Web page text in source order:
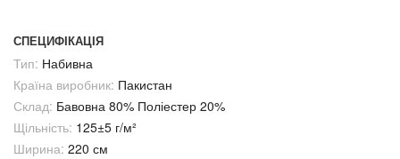
СПЕЦИФІКАЦІЯ
Тип: Набивна
Країна виробник: Пакистан
Склад: Бавовна 80% Поліестер 20%
Щільність: 125±5 г/м²
Ширина: 220 см